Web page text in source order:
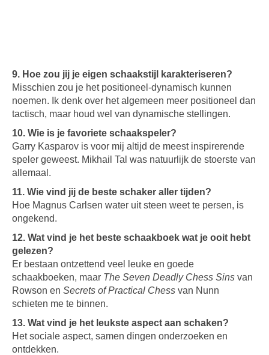
9. Hoe zou jij je eigen schaakstijl karakteriseren?
Misschien zou je het positioneel-dynamisch kunnen
noemen. Ik denk over het algemeen meer positioneel dan
tactisch, maar houd wel van dynamische stellingen.
10. Wie is je favoriete schaakspeler?
Garry Kasparov is voor mij altijd de meest inspirerende
speler geweest. Mikhail Tal was natuurlijk de stoerste van
allemaal.
11. Wie vind jij de beste schaker aller tijden?
Hoe Magnus Carlsen water uit steen weet te persen, is
ongekend.
12. Wat vind je het beste schaakboek wat je ooit hebt
gelezen?
Er bestaan ontzettend veel leuke en goede
schaakboeken, maar The Seven Deadly Chess Sins van
Rowson en Secrets of Practical Chess van Nunn
schieten me te binnen.
13. Wat vind je het leukste aspect aan schaken?
Het sociale aspect, samen dingen onderzoeken en
ontdekken.